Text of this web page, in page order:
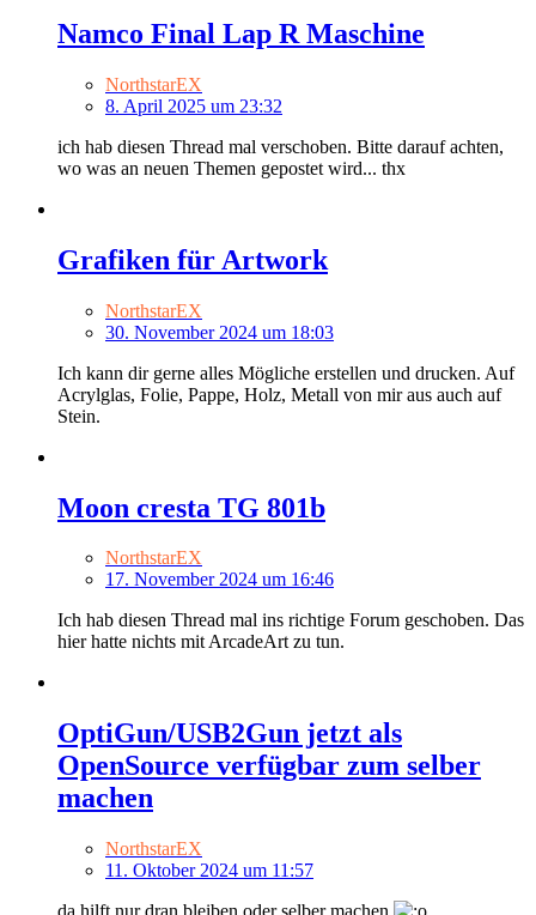
Namco Final Lap R Maschine
NorthstarEX
8. April 2025 um 23:32
ich hab diesen Thread mal verschoben. Bitte darauf achten,
wo was an neuen Themen gepostet wird... thx
Grafiken für Artwork
NorthstarEX
30. November 2024 um 18:03
Ich kann dir gerne alles Mögliche erstellen und drucken. Auf
Acrylglas, Folie, Pappe, Holz, Metall von mir aus auch auf
Stein.
Moon cresta TG 801b
NorthstarEX
17. November 2024 um 16:46
Ich hab diesen Thread mal ins richtige Forum geschoben. Das
hier hatte nichts mit ArcadeArt zu tun.
OptiGun/USB2Gun jetzt als
OpenSource verfügbar zum selber
machen
NorthstarEX
11. Oktober 2024 um 11:57